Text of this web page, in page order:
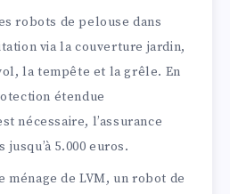
robots de pelouse dans
via la couverture jardin,
la tempête et la grêle. En
étendue
nécessaire, l’assurance
5.000 euros.
ménage de LVM, un robot de